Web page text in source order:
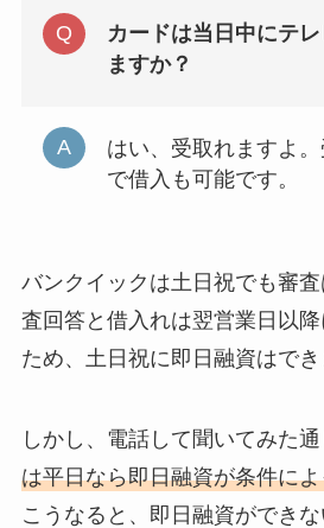
カードは当日中にテ
ますか？
はい、受取れますよ
で借入も可能です。
バンクイックは土日祝でも審
査回答と借入れは翌営業日以
ため、土日祝に即日融資はでき
しかし、電話して聞いてみた通
は平日なら即日融資が条件に
こうなると、即日融資ができ